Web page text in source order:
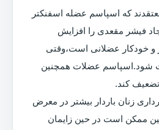
که اسپاسم عضله اسفنکتر
فیشر مقعدی را افزایش
خودکار عضلانی است،وقتی
شود.اسپاسم عضلات همچنین
کند.
زنان باردار بیشتر در معرض
ممکن است در حین زایمان